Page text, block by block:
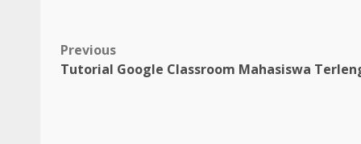
Post
navigation
Previous
Tutorial Google Classroom Mahasiswa